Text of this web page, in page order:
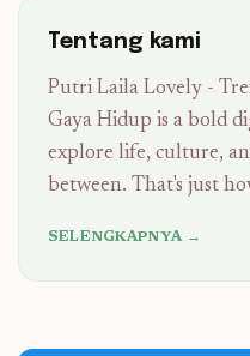
Tentang kami
Putri Laila Lovely -
Gaya Hidup is a bold
explore life, culture,
between. That's just
SELENGKAPNYA →